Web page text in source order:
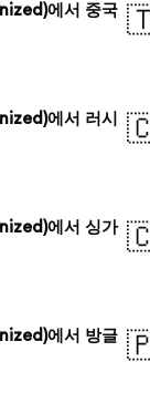
에서 중국
에서 러시
에서 싱가
에서 방글